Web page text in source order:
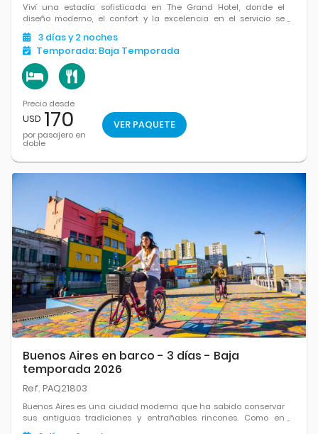
Viví una estadía sofisticada en The Grand Hotel, donde el
diseño moderno, el confort y la excelencia en el servicio se
combinan frente al mar.
3 díasy 2 noches
Temporada: Baja Temporada
Precio desde
USD 170
por pasajero en
doble
VER PAQUETE
Buenos Aires en barco - 3 días - Baja
temporada 2026
Ref. PAQ21803
Buenos Aires es una ciudad moderna que ha sabido conservar
sus antiguas tradiciones y entrañables rincones. Como en
tangos de Gardel, es una ciudad apasionada y apasionante,